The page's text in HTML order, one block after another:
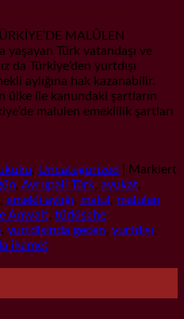
MALÛLEN
yaşayan Türk vatandaşı ve
da Türkiye’den yurtdışı
aylığına hak kazanabilir.
ülke ile kanundaki şartların
malulen emeklilik şartları
, Uncategorized
Markiert
, Avrupali Türk, avukat,
, emekli aylığı, malul , malulen
Anwalt, türkische
, yurtdisinda gecen, yurtdışı,
ikamet